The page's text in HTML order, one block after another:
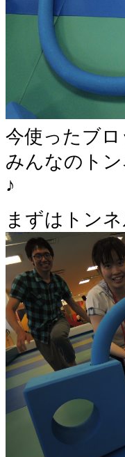
今使ったブ
みんなのト
♪
まずはトン